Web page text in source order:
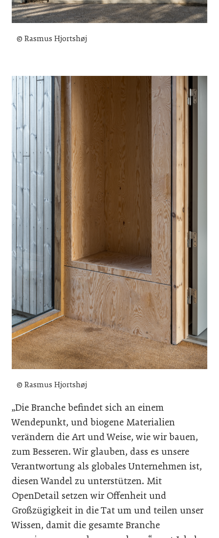
© Rasmus Hjortshøj
© Rasmus Hjortshøj
„Die Branche befindet sich an einem
Wendepunkt, und biogene Materialien
verändern die Art und Weise, wie wir bauen,
zum Besseren. Wir glauben, dass es unsere
Verantwortung als globales Unternehmen ist,
diesen Wandel zu unterstützen. Mit
OpenDetail setzen wir Offenheit und
Großzügigkeit in die Tat um und teilen unser
Wissen, damit die gesamte Branche